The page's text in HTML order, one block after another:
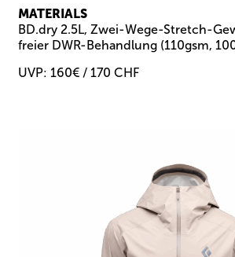
MATERIALS
BD.dry 2.5L, Zwei-Wege-Stretch-
freier DWR-Behandlung (110gsm,
UVP: 160€ / 170 CHF